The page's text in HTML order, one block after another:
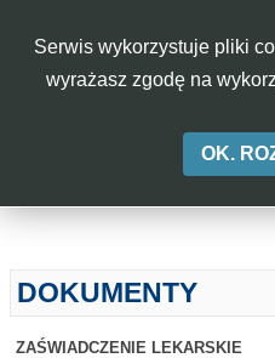
DOKUMENTY
ZAŚWIADCZENIE LEKARSKIE
Serwis wykorzystuje pliki
wyrażasz zgodę na
OK.